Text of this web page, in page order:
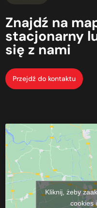
Znajdź na
stacjonarny
się z nami
Przejdź do kontaktu
Kliknij, żeby
cookies